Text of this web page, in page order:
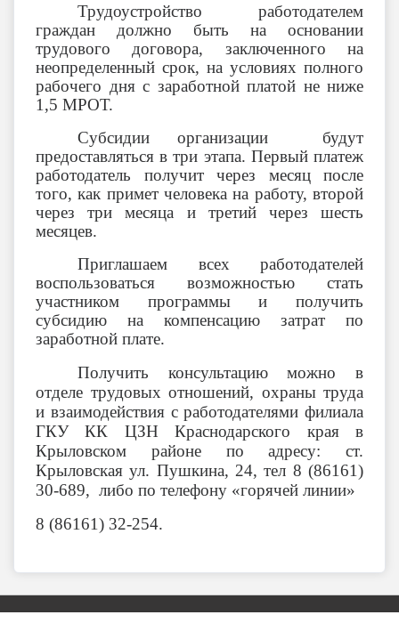
Трудоустройство работодателем
граждан должно быть на основании
трудового договора, заключенного на
неопределенный срок, на условиях полного
рабочего дня с заработной платой не ниже
1,5 МРОТ.
Субсидии организации будут
предоставляться в три этапа. Первый платеж
работодатель получит через месяц после
того, как примет человека на работу, второй
через три месяца и третий через шесть
месяцев.
Приглашаем всех работодателей
воспользоваться возможностью стать
участником программы и получить
субсидию на компенсацию затрат по
заработной плате.
Получить консультацию можно в
отделе трудовых отношений, охраны труда
и взаимодействия с работодателями филиала
ГКУ КК ЦЗН Краснодарского края в
Крыловском районе по адресу: ст.
Крыловская ул. Пушкина, 24, тел 8 (86161)
30-689, либо по телефону «горячей линии»
8 (86161) 32-254.